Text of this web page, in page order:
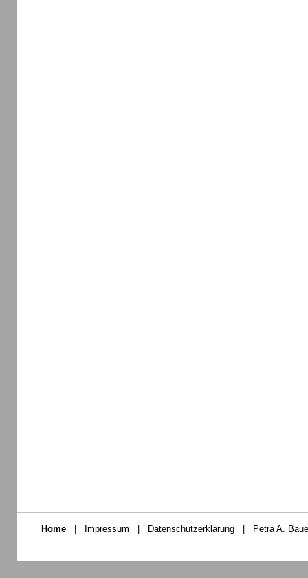
Home Impressum Datenschutzerklärung Petra A.